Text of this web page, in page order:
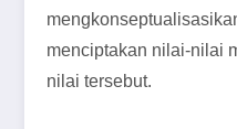
menciptakan nilai-nilai
nilai tersebut.